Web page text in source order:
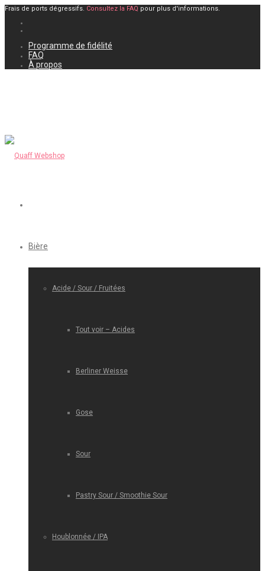
Frais de ports dégressifs. Consultez la FAQ pour plus d'informations.
Programme de fidélité
FAQ
À propos
Bière
Acide / Sour / Fruitées
Tout voir – Acides
Berliner Weisse
Gose
Sour
Pastry Sour / Smoothie Sour
Houblonnée / IPA